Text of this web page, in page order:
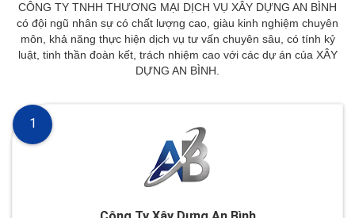
CÔNG TY TNHH THƯƠNG MẠI DỊCH VỤ XÂY DỰNG AN BÌNH
có đội ngũ nhân sự có chất lượng cao, giàu kinh nghiệm chuyên
môn, khả năng thực hiện dịch vụ tư vấn chuyên sâu, có tính kỷ
luật, tinh thần đoàn kết, trách nhiệm cao với các dự án của XÂY
DỰNG AN BÌNH.
1